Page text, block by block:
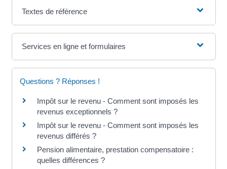
Textes de référence
Services en ligne et formulaires
Questions ? Réponses !
Impôt sur le revenu - Comment sont imposés les
revenus exceptionnels ?
Impôt sur le revenu - Comment sont imposés les
revenus différés ?
Pension alimentaire, prestation compensatoire :
quelles différences ?